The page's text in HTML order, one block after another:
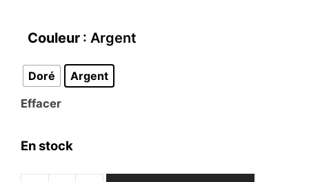
Couleur : Argent
Doré
Argent
Effacer
En stock